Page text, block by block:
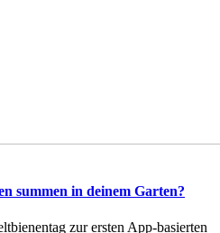
summen in deinem Garten?
zur ersten App-basierten